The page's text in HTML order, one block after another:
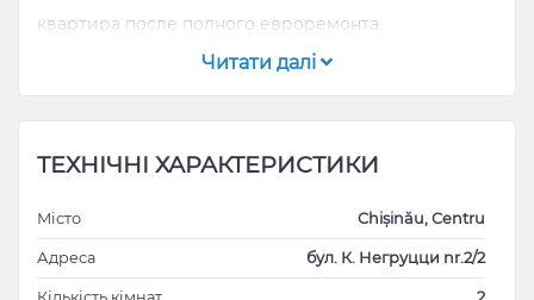
квартира после полного евроремонта
Читати далі
ТЕХНІЧНІ ХАРАКТЕРИСТИКИ
Місто Chișinău, Centru
Адреса бул. К. Негруцци nr.2/2